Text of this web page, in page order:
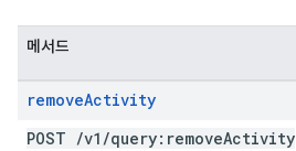
메서드
removeActivity
POST /v1 /query:removeActivity